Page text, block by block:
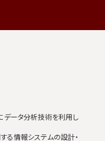
データ分析技術を利用し
る情報システムの設計・